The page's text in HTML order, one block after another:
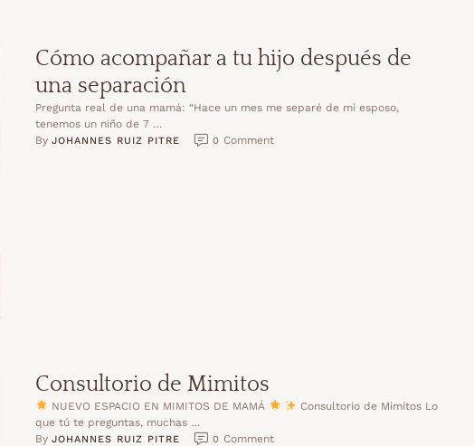
Cómo acompañar a tu hijo después de
una separación
Pregunta real de una mamá: “Hace un mes me separé de mi esposo,
tenemos un niño de 7 …
By JOHANNES RUIZ PITRE 0 Comment
Consultorio de Mimitos
NUEVO ESPACIO EN MIMITOS DE MAMÁ
Consultorio de Mimitos Lo
que tú te preguntas, muchas …
By JOHANNES RUIZ PITRE 0 Comment